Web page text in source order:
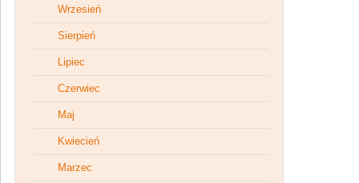
Wrzesień
Sierpień
Lipiec
Czerwiec
Maj
Kwiecień
Marzec